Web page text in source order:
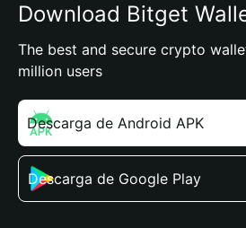
Download Bitget
The best and secure crypto
million users
Descarga de Android APK
Descarga de Google Play